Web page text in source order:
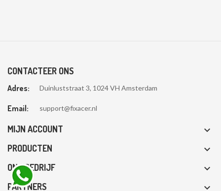
CONTACTEER ONS
Adres: Duinluststraat 3, 1024 VH Amsterdam
Email: support@fixacer.nl
MIJN ACCOUNT 
PRODUCTEN 
ONS BEDRIJF 
PARTNERS 